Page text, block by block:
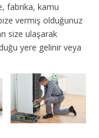
fabrika, kamu
vermiş olduğunuz
size ulaşarak
yere gelinir veya